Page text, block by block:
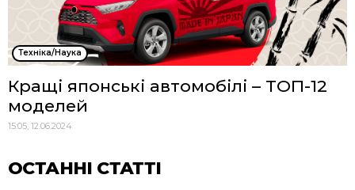
Техніка/Наука
Кращі японські автомобілі – ТОП-12
моделей
15:05, 12.06.2024
ОСТАННІ СТАТТІ